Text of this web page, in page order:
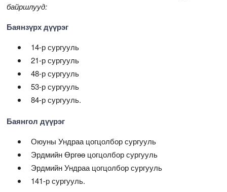
байршлууд:
Баянзүрх дүүрэг
14-р сургууль
21-р сургууль
48-р сургууль
53-р сургууль
84-р сургууль.
Баянгол дүүрэг
Оюуны Ундраа цогцолбор сургууль
Эрдмийн Өргөө цогцолбор сургууль
Эрдмийн Ундраа цогцолбор сургууль
141-р сургууль.